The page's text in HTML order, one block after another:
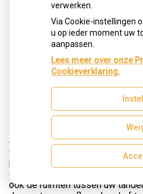
Reinigt de
ook tussen mijn
Als u de roterende elektrische
deze gedeeltelijk tussen uw
poetsen maakt het reinigen van
overbodig! Reinig daarom op
ook de ruimten tussen uw
verwerken.
Via Cookie-instellingen
u op ieder moment uw
aanpassen.
Lees meer over onze
Cookieverklaring.